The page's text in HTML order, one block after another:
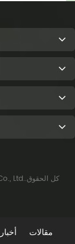
أخبار
مقالات